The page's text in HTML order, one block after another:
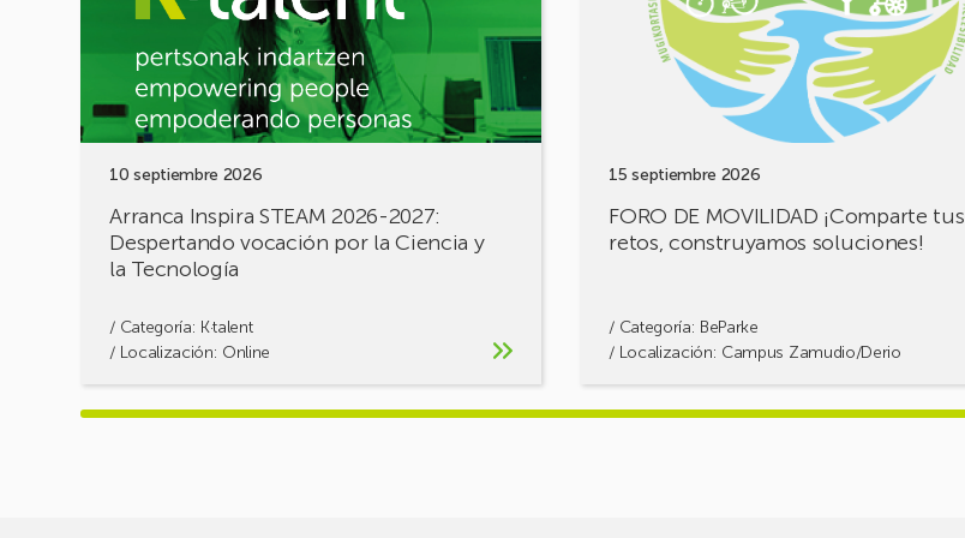
10 septiembre 2026
Arranca Inspira STEAM 2026-2027:
Despertando vocación por la Ciencia y
la Tecnología
/ Categoría: K·talent
/ Localización: Online
Despertando
vocación
Ciencia
y
15 septiembre 2026
FORO DE MOVILIDAD ¡Comparte tus
retos, construyamos soluciones!
/ Categoría: BeParke
/ Localización: Campus Zamudio/Derio
construyamos